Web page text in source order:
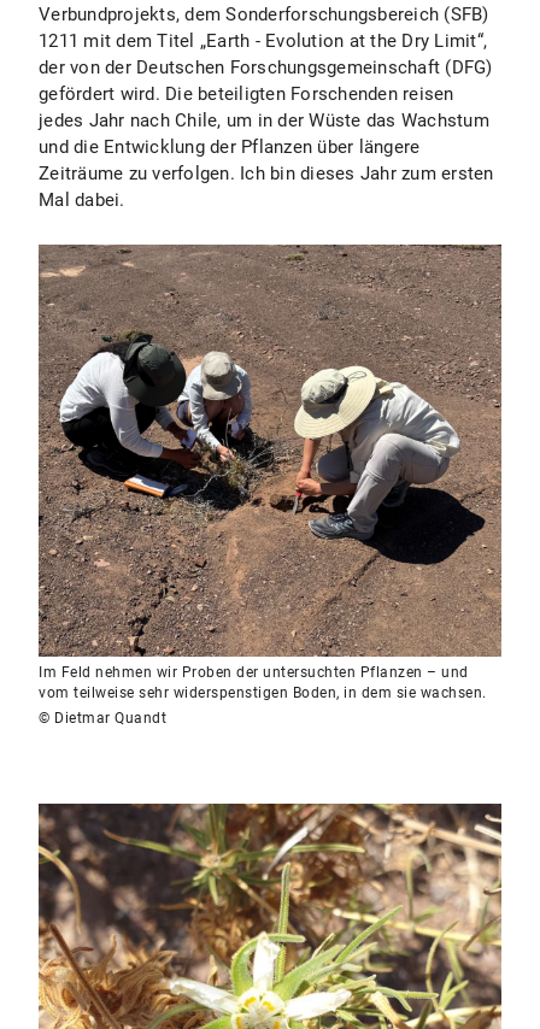
Verbundprojekts, dem Sonderforschungsbereich (SFB)
1211 mit dem Titel „Earth - Evolution at the Dry Limit“,
der von der Deutschen Forschungsgemeinschaft (DFG)
gefördert wird. Die beteiligten Forschenden reisen
jedes Jahr nach Chile, um in der Wüste das Wachstum
und die Entwicklung der Pflanzen über längere
Zeiträume zu verfolgen. Ich bin dieses Jahr zum ersten
Mal dabei.
Im Feld nehmen wir Proben der untersuchten Pflanzen – und
vom teilweise sehr widerspenstigen Boden, in dem sie wachsen.
© Dietmar Quandt